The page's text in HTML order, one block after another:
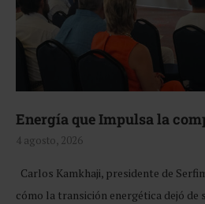
Energía que Impulsa la
4 agosto, 2026
Carlos Kamkhaji, presidente de
cómo la transición energética dejó de